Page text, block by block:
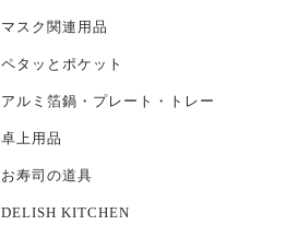
マスク関連用品
ペタッとポケット
アルミ箔鍋・プレート・トレー
卓上用品
お寿司の道具
DELISH KITCHEN